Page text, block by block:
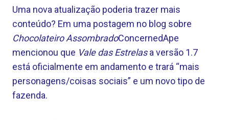
Uma nova atualização poderia trazer mais
conteúdo? Em uma postagem no blog sobre
Chocolateiro AssombradoConcernedApe
mencionou que Vale das Estrelasa versão 1.7
está oficialmente em andamento e trará “mais
personagens/coisas sociais” e um novo tipo de
fazenda.